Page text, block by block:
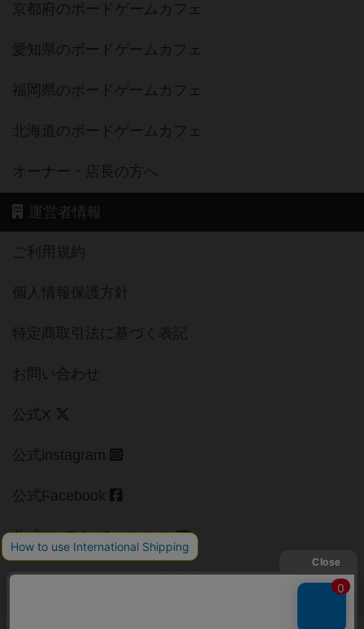
京都府のボードゲームカフェ
愛知県のボードゲームカフェ
福岡県のボードゲームカフェ
北海道のボードゲームカフェ
オーナー・店長の方へ
運営者情報
ご利用規約
個人情報保護方針
特定商取引法に基づく表記
お問い合わせ
公式X
公式instagram
公式Facebook
公式YouTubeチャンネル
Copyright (c)